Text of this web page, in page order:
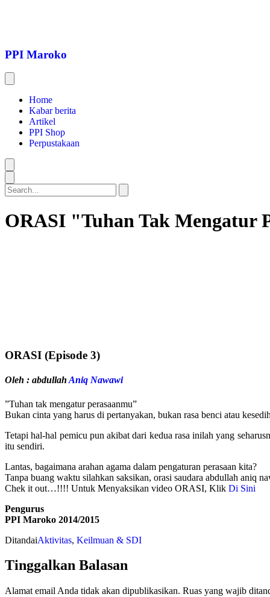
PPI Maroko
Home
Kabar berita
Artikel
PPI Shop
Perpustakaan
Search
ORASI "Tuhan Tak Mengatur
ORASI (Episode 3)
Oleh : abdullah Aniq Nawawi
”Tuhan tak mengatur perasaanmu”
Bukan cinta yang harus di pertanyakan, bukan rasa benci atau
Tetapi hal-hal pemicu pun akibat dari kedua rasa inilah yang
itu sendiri.
Lantas, bagaimana arahan agama dalam pengaturan perasaan kita?
Tanpa buang waktu silahkan saksikan, orasi saudara abdullah aniq
Chek it out…!!!! Untuk Menyaksikan video ORASI, Klik Di Sini
Pengurus
PPI Maroko 2014/2015
DitandaiAktivitas, Keilmuan & SDI
Tinggalkan Balasan
Alamat email Anda tidak akan dipublikasikan. Ruas yang wajib